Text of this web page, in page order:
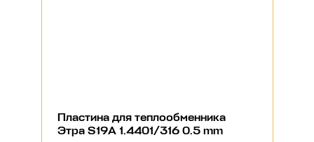
Пластина для теплообменника
Этра S19A 1.4401/316 0.5 mm